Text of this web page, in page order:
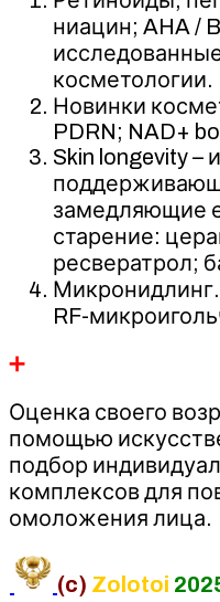
ниацин; AHA /
косметологии.
Новинки
PDRN; NAD+
Skin longevity –
замедляющие
старение:
ресвератрол;
RF-
➕
Оценка своего
помощью
подбор
комплексов для
омоложения лица.
(c) Zolotoi